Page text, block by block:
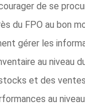
de se
du FPO au bon
gérer les
au niveau
et des
au